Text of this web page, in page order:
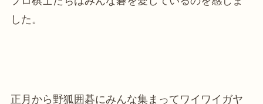
した。
正月から野狐囲碁にみんな集まってワイワイガヤ